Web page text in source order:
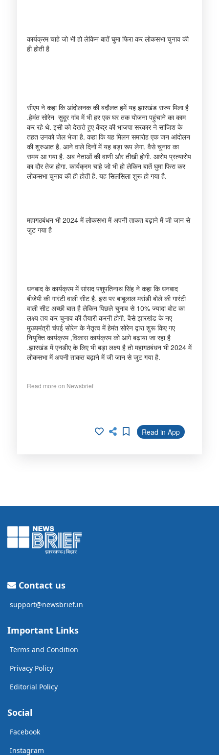
कार्यक्रम चाहे जो भी हो लेकिन बातें घुमा फिरा कर लोकसभा चुनाव की
ही होती है
सीएम ने कहा कि आंदोलनक की बदौलत हमें यह झारखंड राज्य मिला है
.हेमंत सोरेन सुदूर गांव में भी हर एक घर तक योजना पहुंचाने का काम
कर रहे थे. इसी को देखते हुए केंद्र की भाजपा सरकार ने साजिश के
तहत उनको जेल भेजा है. कहा कि यह मिलन समारोह एक जन आंदोलन
की शुरुआत है. आने वाले दिनों में यह बड़ा रूप लेगा. वैसे चुनाव का
समय आ गया है. अब नेताओं की वाणी और तीखी होगी. आरोप प्रत्यारोप
का दौर तेज होगा. कार्यक्रम चाहे जो भी हो लेकिन बातें घुमा फिरा कर
लोकसभा चुनाव की ही होती है. यह सिलसिला शुरू हो गया है.
महागठबंधन भी 2024 में लोकसभा में अपनी ताकत बढ़ाने में जी जान से
जुट गया है
धनबाद के कार्यक्रम में सांसद पशुपतिनाथ सिंह ने कहा कि धनबाद
बीजेपी की गारंटी वाली सीट है. इस पर बाबूलाल मरांडी बोले की गारंटी
वाली सीट अच्छी बात है लेकिन पिछले चुनाव से 10% ज्यादा वोट का
लक्ष्य तय कर चुनाव की तैयारी करनी होगी. वैसे झारखंड के नए
मुख्यमंत्री चंपई सोरेन के नेतृत्व में हेमंत सोरेन द्वारा शुरू किए गए
नियुक्ति कार्यक्रम ,विकास कार्यक्रम को आगे बढ़ाया जा रहा है
.झारखंड में एनडीए के लिए भी बड़ा लक्ष्य है तो महागठबंधन भी 2024 में
लोकसभा में अपनी ताकत बढ़ाने में जी जान से जुट गया है.
Read more on Newsbrief
Read in App
Contact us
support@newsbrief.in
Important Links
Terms and Condition
Privacy Policy
Editorial Policy
Social
Facebook
Instagram